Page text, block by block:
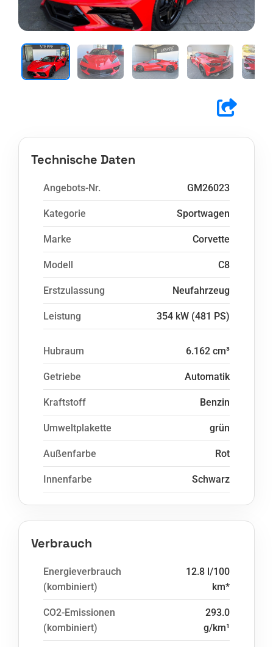
Technische Daten
Angebots-Nr. GM26023
Kategorie Sportwagen
Marke Corvette
Modell C8
Erstzulassung Neufahrzeug
Leistung 354 kW (481 PS)
Hubraum 6.162 cm³
Getriebe Automatik
Kraftstoff Benzin
Umweltplakette grün
Außenfarbe Rot
Innenfarbe Schwarz
Verbrauch
Energieverbrauch
(kombiniert)
12.8 l/100
km*
CO2-Emissionen
(kombiniert)
293.0
g/km¹